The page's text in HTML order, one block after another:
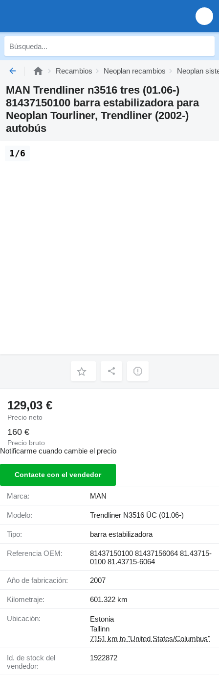
Recambios Neoplan recambios Neoplan
MAN Trendliner n3516 tres (01.06-)
81437150100 barra estabilizadora para
Neoplan Tourliner, Trendliner (2002-)
autobús
1/6
129,03 €
Precio neto
160 €
Precio bruto
Notificarme cuando cambie el precio
Contacte con el vendedor
Marca: MAN
Modelo: Trendliner N3516 ÜC (01.06-)
Tipo: barra estabilizadora
Referencia OEM:
81437150100 81437156064 81.43715-
0100 81.43715-6064
Año de fabricación: 2007
Kilometraje: 601.322 km
Ubicación:
Estonia
Tallinn
7151 km to "United States/Columbus"
Id. de stock del
vendedor:
1922872